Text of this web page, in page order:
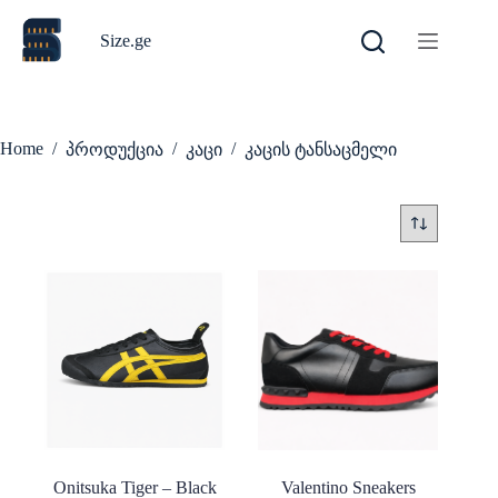
content
Size.ge
Home / პროდუქცია / კაცი / კაცის ტანსაცმელი
Onitsuka Tiger – Black
Valentino Sneakers